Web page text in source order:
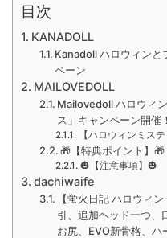
目次
KANADOLL
Kanadoll ハロウィンと
ペーン
MAILOVEDOLL
Mailovedoll ハロウィ
ス」キャンペーン開催！
【ハロウィンミス
🎁【特典ポイント】🎁
🎃【注意事項】🎃
dachiwaife
【蛍火日記 ハロウィ
引、追加ヘッド一つ、
お尻、EVO新骨格、